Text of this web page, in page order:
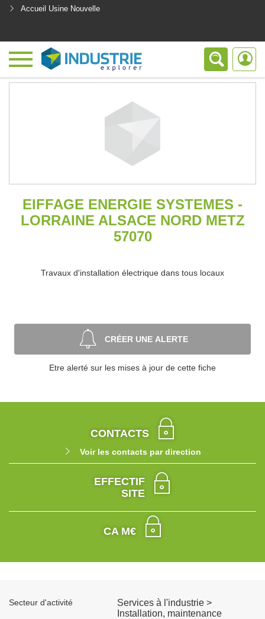
Accueil Usine Nouvelle
EIFFAGE ENERGIE SYSTEMES -
LORRAINE ALSACE NORD METZ
57070
Travaux d'installation électrique dans tous locaux
CRÉER UNE ALERTE
Etre alerté sur les mises à jour de cette fiche
CONTACTS
Voir les contacts par direction
EFFECTIF
SITE
CA M€
Secteur d'activité
Services à l'industrie >
Installation, maintenance